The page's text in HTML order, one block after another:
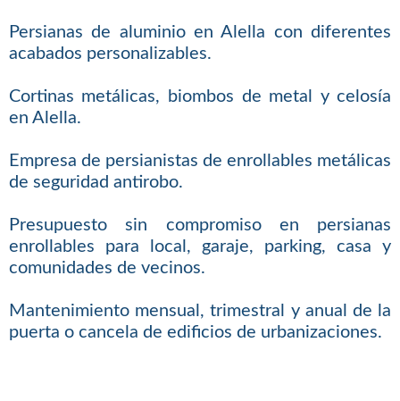
Persianas de aluminio en Alella con diferentes
acabados personalizables.
Cortinas metálicas, biombos de metal y celosía
en Alella.
Empresa de persianistas de enrollables metálicas
de seguridad antirobo.
Presupuesto sin compromiso en persianas
enrollables para local, garaje, parking, casa y
comunidades de vecinos.
Mantenimiento mensual, trimestral y anual de la
puerta o cancela de edificios de urbanizaciones.